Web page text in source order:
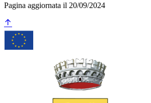
Pagina aggiornata il 20/09/2024